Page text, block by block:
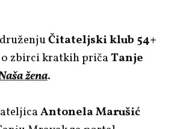
Čitateljski klub 54+
o zbirci kratkih pričaTanje
žena.
Antonela Marušić